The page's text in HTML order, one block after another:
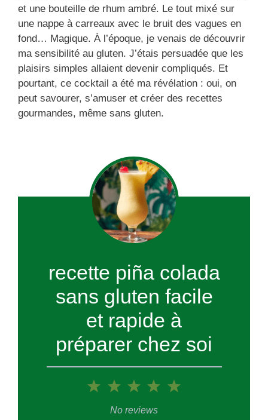
et une bouteille de rhum ambré. Le tout mixé sur
une nappe à carreaux avec le bruit des vagues en
fond… Magique. À l’époque, je venais de découvrir
ma sensibilité au gluten. J’étais persuadée que les
plaisirs simples allaient devenir compliqués. Et
pourtant, ce cocktail a été ma révélation : oui, on
peut savourer, s’amuser et créer des recettes
gourmandes, même sans gluten.
recette piña colada
sans gluten facile
et rapide à
préparer chez soi
5
4
3
Stars
2
Stars
1
Star
No reviews